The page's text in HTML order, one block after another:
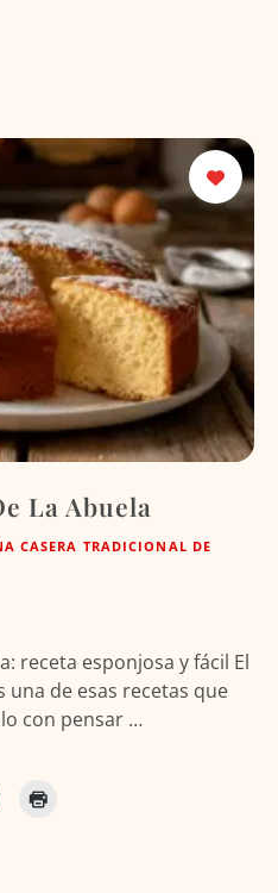
La Abuela
CASERA TRADICIONAL DE
receta esponjosa y fácil El
una de esas recetas que
con pensar …